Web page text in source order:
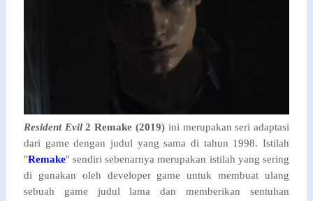
Resident Evil2 Remake (2019) ini merupakan seri adaptasi
dari game dengan judul yang sama di tahun 1998. Istilah
"Remake" sendiri sebenarnya merupakan istilah yang sering
di gunakan oleh developer game untuk membuat ulang
sebuah game judul lama dan memberikan sentuhan